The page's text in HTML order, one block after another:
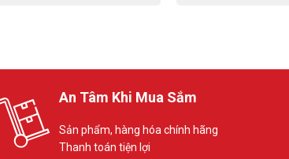
An Tâm Khi Mua Sắm
Sản phẩm, hàng hóa chính hãng
Thanh toán tiện lợi